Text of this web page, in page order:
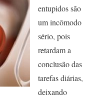
entupidos são
um incômodo
sério, pois
retardam a
conclusão das
tarefas diárias,
deixando